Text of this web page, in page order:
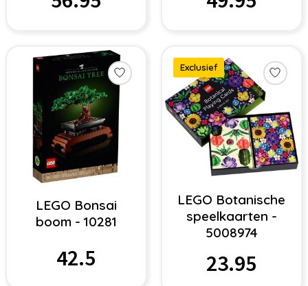
LEGO Bonsai
boom - 10281
42.5
Exclusief
LEGO Botanische
speelkaarten -
5008974
23.95